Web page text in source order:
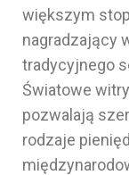
większym
nagradzający
tradycyjnego
Światowe
pozwalają
rodzaje